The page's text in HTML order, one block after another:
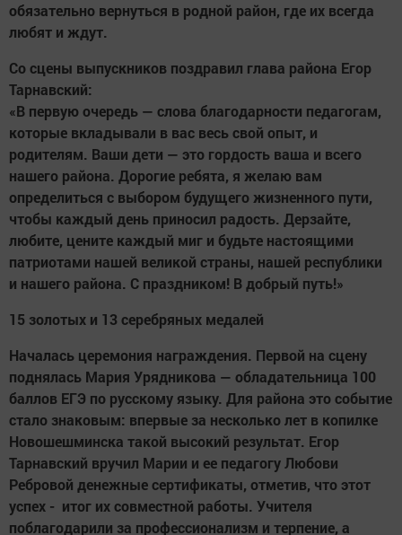
обязательно вернуться в родной район, где их всегда
любят и ждут.
Со сцены выпускников поздравил глава района Егор
Тарнавский:
«В первую очередь — слова благодарности педагогам,
которые вкладывали в вас весь свой опыт, и
родителям. Ваши дети — это гордость ваша и всего
нашего района. Дорогие ребята, я желаю вам
определиться с выбором будущего жизненного пути,
чтобы каждый день приносил радость. Дерзайте,
любите, цените каждый миг и будьте настоящими
патриотами нашей великой страны, нашей республики
и нашего района. С праздником! В добрый путь!»
15 золотых и 13 серебряных медалей
Началась церемония награждения. Первой на сцену
поднялась Мария Урядникова — обладательница 100
баллов ЕГЭ по русскому языку. Для района это событие
стало знаковым: впервые за несколько лет в копилке
Новошешминска такой высокий результат. Егор
Тарнавский вручил Марии и ее педагогу Любови
Ребровой денежные сертификаты, отметив, что этот
успех - итог их совместной работы. Учителя
поблагодарили за профессионализм и терпение, а